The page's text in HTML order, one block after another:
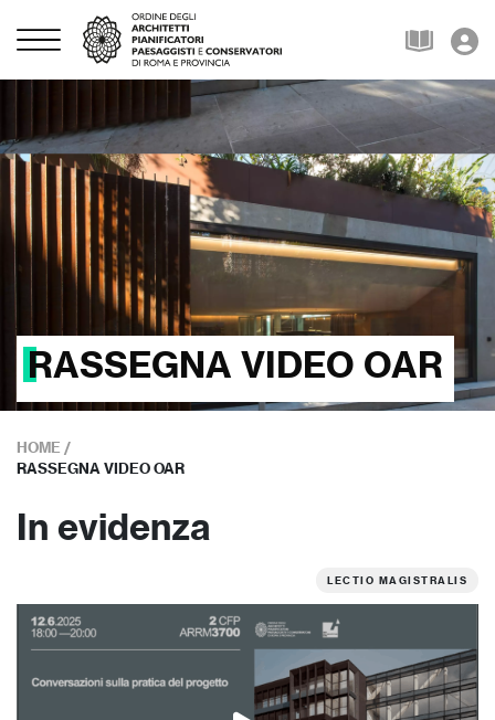
RASSEGNA VIDEO OAR
HOME /
RASSEGNA VIDEO OAR
In evidenza
LECTIO MAGISTRALIS